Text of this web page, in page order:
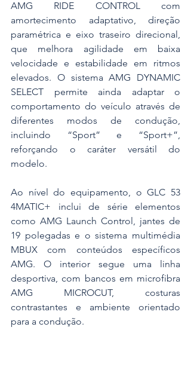
AMG RIDE CONTROL com
amortecimento adaptativo, direção
paramétrica e eixo traseiro direcional,
que melhora agilidade em baixa
velocidade e estabilidade em ritmos
elevados. O sistema AMG DYNAMIC
SELECT permite ainda adaptar o
comportamento do veículo através de
diferentes modos de condução,
incluindo “Sport” e “Sport+”,
reforçando o caráter versátil do
modelo.
Ao nível do equipamento, o GLC 53
4MATIC+ inclui de série elementos
como AMG Launch Control, jantes de
19 polegadas e o sistema multimédia
MBUX com conteúdos específicos
AMG. O interior segue uma linha
desportiva, com bancos em microfibra
AMG MICROCUT, costuras
contrastantes e ambiente orientado
para a condução.